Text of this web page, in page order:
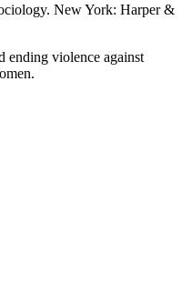
New York: Harper &
violence against